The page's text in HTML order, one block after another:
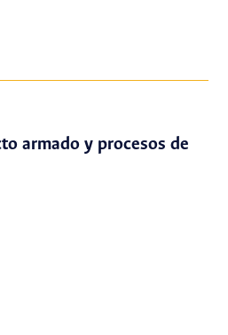
armado y procesos de